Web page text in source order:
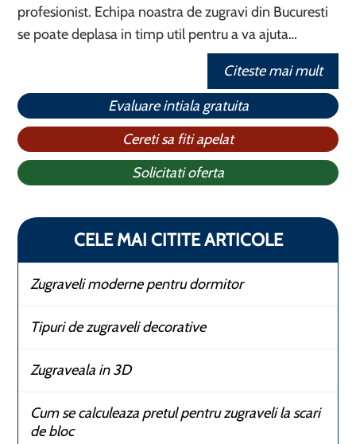
profesionist. Echipa noastra de zugravi din Bucuresti
se poate deplasa in timp util pentru a va ajuta…
Citeste mai mult
Evaluare intiala gratuita
Cereti sa fiti apelat
Solicitati oferta
CELE MAI CITITE ARTICOLE
Zugraveli moderne pentru dormitor
Tipuri de zugraveli decorative
Zugraveala in 3D
Cum se calculeaza pretul pentru zugraveli la scari
de bloc